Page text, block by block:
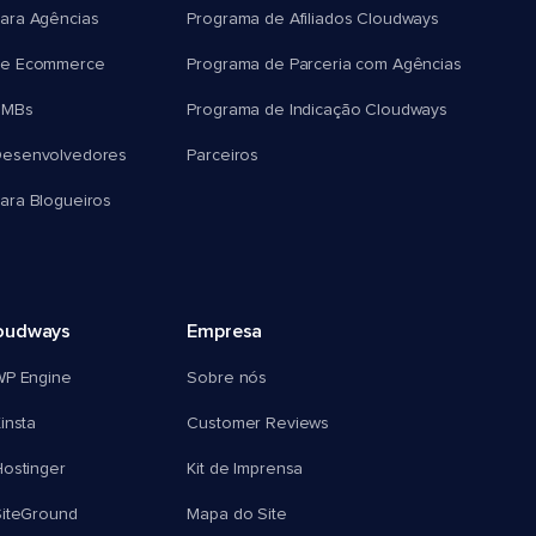
Agências
Ecommerce
Blogueiros
Programa de Afiliados Cloudways
Programa de Parceria com Agências
Programa de Indicação Cloudways
Parceiros
Engine
Empresa
Sobre nós
Customer Reviews
Kit de Imprensa
Mapa do Site